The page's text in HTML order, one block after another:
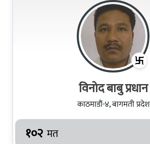
विनोद बाबु प्रधान
काठमाडौं-४, बागमती प्रदेश
१०२ मत